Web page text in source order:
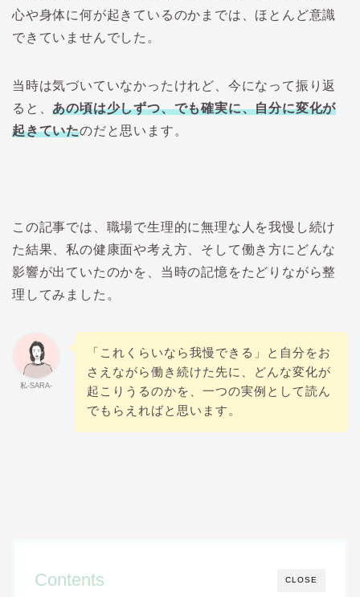
心や身体に何が起きているのかまでは、ほとんど意識
できていませんでした。
当時は気づいていなかったけれど、今になって振り返
ると、あの頃は少しずつ、でも確実に、自分に変化が
起きていたのだと思います。
この記事では、職場で生理的に無理な人を我慢し続け
た結果、私の健康面や考え方、そして働き方にどんな
影響が出ていたのかを、当時の記憶をたどりながら整
理してみました。
私-SARA-
「これくらいなら我慢できる」と自分をお
さえながら働き続けた先に、どんな変化が
起こりうるのかを、一つの実例として読ん
でもらえればと思います。
CLOSE
Contents